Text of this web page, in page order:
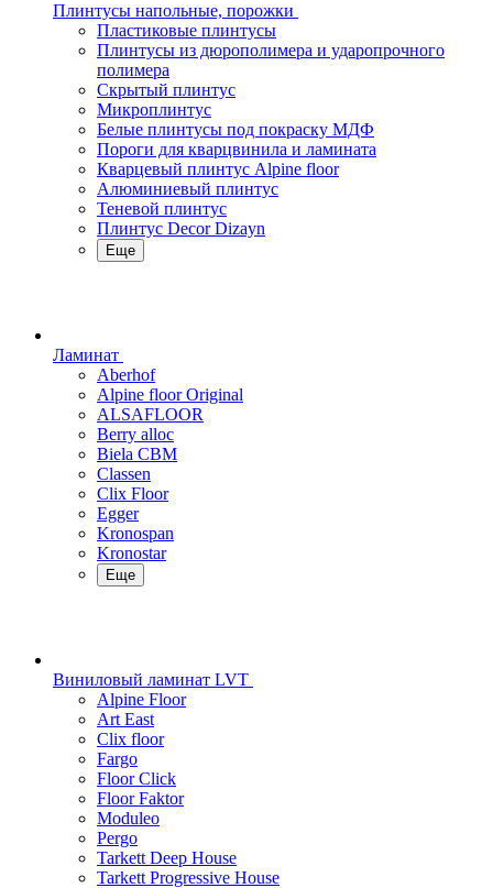
Плинтусы напольные, порожки
Пластиковые плинтусы
Плинтусы из дюрополимера и ударопрочного
полимера
Скрытый плинтус
Микроплинтус
Белые плинтусы под покраску МДФ
Пороги для кварцвинила и ламината
Кварцевый плинтус Alpine floor
Алюминиевый плинтус
Теневой плинтус
Плинтус Decor Dizayn
Еще
Ламинат
Aberhof
Alpine floor Original
ALSAFLOOR
Berry alloc
Biela CBM
Classen
Clix Floor
Egger
Kronospan
Kronostar
Еще
Виниловый ламинат LVT
Alpine Floor
Art East
Clix floor
Fargo
Floor Click
Floor Faktor
Moduleo
Pergo
Tarkett Deep House
Tarkett Progressive House